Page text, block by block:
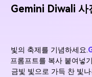
Gemini Diwali 사
빛의 축제를 기념하세요.
프롬프트를 복사 붙여넣
금빛 빛으로 가득 찬 빛